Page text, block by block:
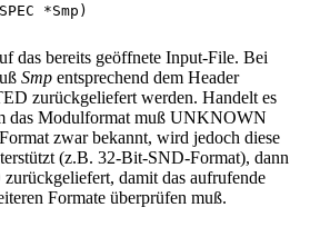
das bereits geöffnete Input-File. Bei
Smp entsprechend dem Header
zurückgeliefert werden. Handelt es
das Modulformat muß UNKNOWN
zwar bekannt, wird jedoch diese
(z.B. 32-Bit-SND-Format), dann
damit das aufrufende
Formate überprüfen muß.